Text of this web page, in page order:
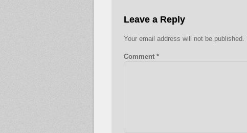
Leave a Reply
Your email address will not be published.
Comment *